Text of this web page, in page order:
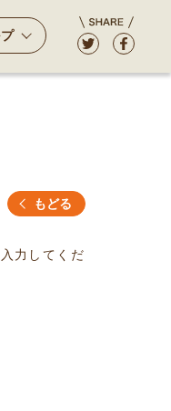
もどる
力してくだ